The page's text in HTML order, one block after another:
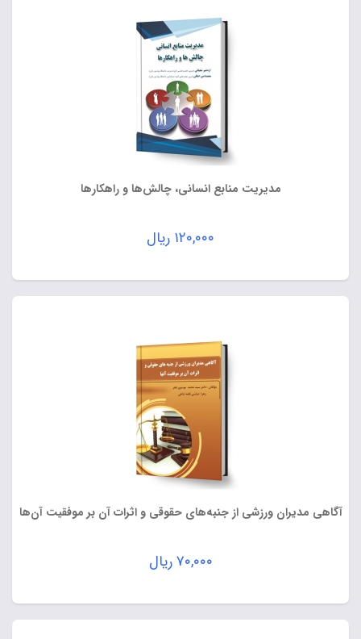
مدیریت منابع انسانی، چالش‌ها و راهکارها
۱۲۰,۰۰۰ ریال
آگاهی مدیران ورزشی از جنبه‌های حقوقی و اثرات آن بر موفقیت آن‌ها
۷۰,۰۰۰ریال